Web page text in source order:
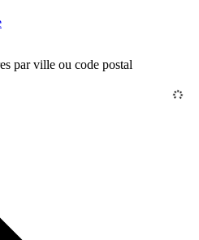
par ville ou code postal